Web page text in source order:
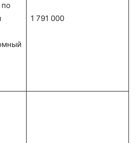
по
1 791 000